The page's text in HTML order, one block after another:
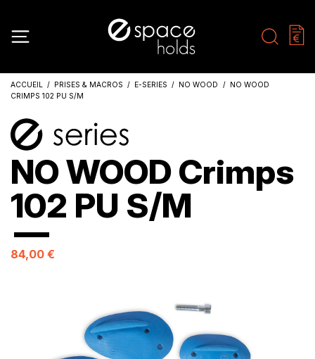
ACCUEIL PRISES & MACROS E-SERIES NO WOOD
NO WOOD
CRIMPS 102 PU S/M
NO WOOD Crimps
102 PU S/M
84,00 €